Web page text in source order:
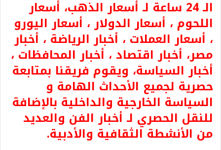
الـ 24 ساعة لـ أسعار الذهب، أسعار
اللحوم ، أسعار الدولار ، أسعار اليورو
، أسعار العملات ، أخبار الرياضة ، أخبار
مصر، أخبار اقتصاد ، أخبار المحافظات ،
أخبار السياسة، ويقوم فريقنا بمتابعة
حصرية لجميع الأحداث الهامة و
السياسة الخارجية والداخلية بالإضافة
للنقل الحصري لـ أخبار الفن والعديد
من الأنشطة الثقافية والأدبية.